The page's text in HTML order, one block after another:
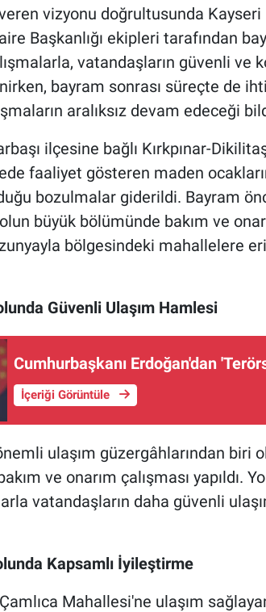
vizyonu doğrultusunda
Başkanlığı ekipleri tarafından
vatandaşların güvenli ve
bayram sonrası süreçte de
aralıksız devam edeceği
ilçesine bağlı Kırkpınar-
faaliyet gösteren maden
bozulmalar giderildi. Bayram
büyük bölümünde bakım ve
bölgesindeki mahallelere
Güvenli Ulaşım Hamlesi
Cumhurbaşkanı Erdoğan'dan
İçeriği Görüntüle
ulaşım güzergâhlarından biri
ve onarım çalışması yapıldı.
vatandaşların daha güvenli
Kapsamlı İyileştirme
Mahallesi'ne ulaşım